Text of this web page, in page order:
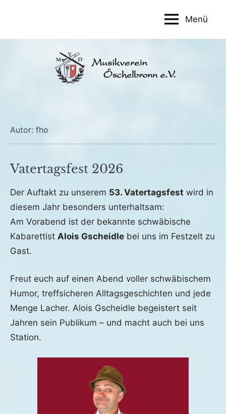
Menü
Autor: fho
Vatertagsfest 2026
am
15.
März
2026
fho
Allgemein
Der Auftakt zu unserem 53. Vatertagsfest wird in
diesem Jahr besonders unterhaltsam:
Am Vorabend ist der bekannte schwäbische
Kabarettist Alois Gscheidle bei uns im Festzelt zu
Gast.
Freut euch auf einen Abend voller schwäbischem
Humor, treffsicheren Alltagsgeschichten und jede
Menge Lacher. Alois Gscheidle begeistert seit
Jahren sein Publikum – und macht auch bei uns
Station.